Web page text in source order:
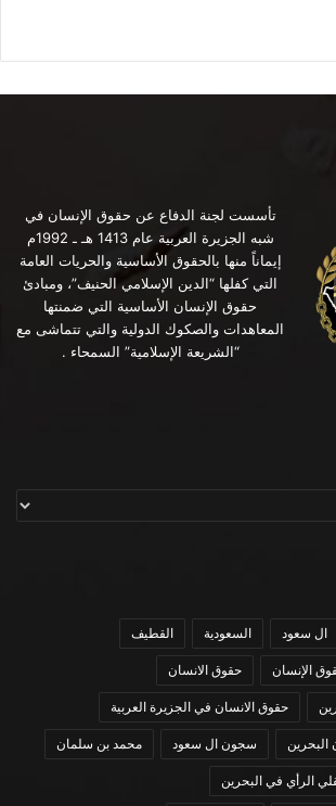
تأسست لجنة الدفاع عن حقوق الإنسان في
شبه الجزيرة العربية عام 1413 هـ ـ 1992م
إيماناً منها بالحقوق الأساسية والحريات العامة
التي كفلها “الدين الإسلامي الحنيف”، ومبادئ
حقوق الإنسان الأساسية التي ضمنتها
المعاهدات والصكوك الدولية والتي تتماشى مع
“الشريعة الإسلامية” السمحاء .
ال سعود السعودية القطيف
الإنسان حقوق الانسان
حقوق الانسان في الجزيرة العربية
سجون ال سعود محمد بن سلمان
الرأي في البحرين